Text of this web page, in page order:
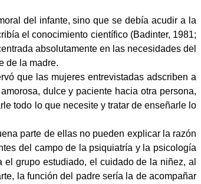
del infante, sino que se debía acudir a la
el conocimiento científico (Badinter, 1981;
absolutamente en las necesidades del
de la madre.
que las mujeres entrevistadas adscriben a
dulce y paciente hacia otra persona,
todo lo que necesite y tratar de enseñarle lo
parte de ellas no pueden explicar la razón
del campo de la psiquiatría y la psicología
grupo estudiado, el cuidado de la niñez, al
la función del padre sería la de acompañar